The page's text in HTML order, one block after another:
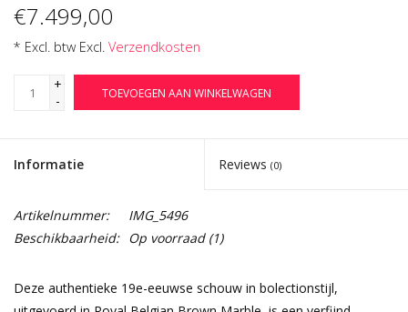
€7.499,00
* Excl. btw Excl. Verzendkosten
+
-
TOEVOEGEN AAN WINKELWAGEN
Informatie Reviews (0)
Artikelnummer:
IMG_5496
Beschikbaarheid: Op voorraad(1)
Deze authentieke 19e-eeuwse schouw in bolectionstijl,